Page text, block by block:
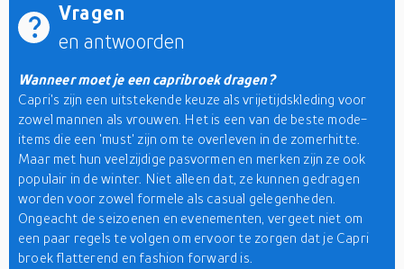
Vragen
en antwoorden
Wanneer moet je een capribroek dragen?
Capri's zijn een uitstekende keuze als vrijetijdskleding voor
zowel mannen als vrouwen. Het is een van de beste mode-
items die een 'must' zijn om te overleven in de zomerhitte.
Maar met hun veelzijdige pasvormen en merken zijn ze ook
populair in de winter. Niet alleen dat, ze kunnen gedragen
worden voor zowel formele als casual gelegenheden.
Ongeacht de seizoenen en evenementen, vergeet niet om
een paar regels te volgen om ervoor te zorgen dat je Capri
broek flatterend en fashion forward is.